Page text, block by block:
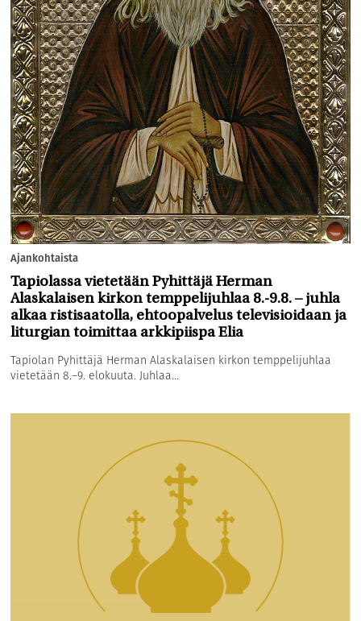
Ajankohtaista
Tapiolassa vietetään Pyhittäjä Herman
Alaskalaisen kirkon temppelijuhlaa 8.-9.8. – juhla
alkaa ristisaatolla, ehtoopalvelus televisioidaan ja
liturgian toimittaa arkkipiispa Elia
Tapiolan Pyhittäjä Herman Alaskalaisen kirkon temppelijuhlaa
vietetään 8.–9. elokuuta. Juhlaa...